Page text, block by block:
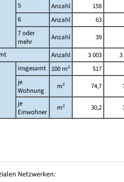
5
Anzahl 158
6
Anzahl 63
7 oder
mehr
Anzahl 39
Anzahl 3 003 3
insgesamt 100 m² 517
je
Wohnung
m² 74,7
je
Einwohner
m² 30,2
Netzwerken: